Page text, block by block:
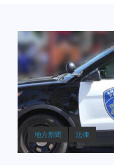
地方新聞 法律